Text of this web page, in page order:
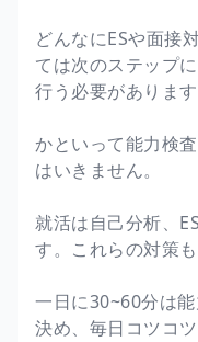
どんなにESや面接
ては次のステップ
行う必要があります
かといって能力検
はいきません。
就活は自己分析、
す。これらの対策
一日に30~60分は
決め、毎日コツコ